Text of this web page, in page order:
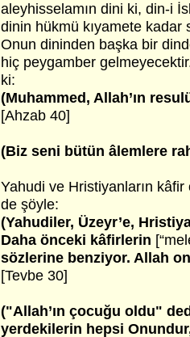
aleyhisselamın dini ki, din-i
dinin hükmü kıyamete kadar
Onun dininden başka bir
hiç peygamber
ki:
(Muhammed, Allah’ın
[Ahzab 40]
(Biz seni bütün âlemlere
Yahudi ve Hristiyanların
de şöyle:
(Yahudiler, Üzeyr’e,
Daha önceki kâfirlerin
sözlerine benziyor. Allah
[Tevbe 30]
("Allah’ın çocuğu oldu"
yerdekilerin hepsi